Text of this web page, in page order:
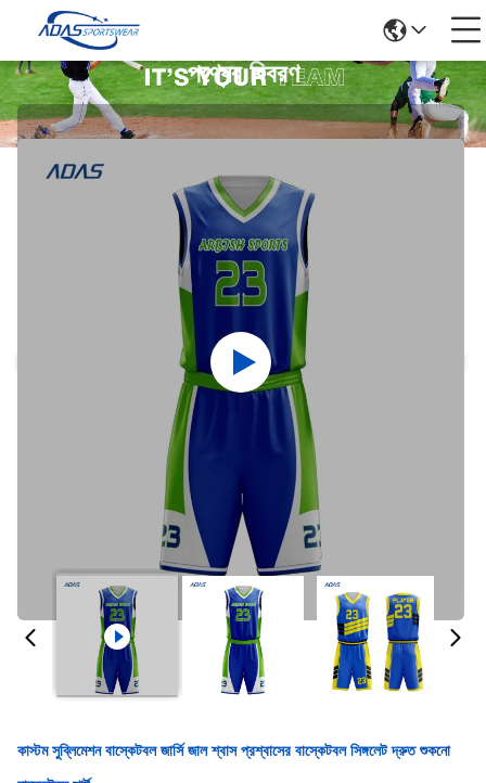
পণ্যের বিবরণ
কাস্টম সুব্লিমেশন বাস্কেটবল জার্সি জাল শ্বাস প্রশ্বাসের বাস্কেটবল সিঙ্গলেট দ্রুত শুকনো